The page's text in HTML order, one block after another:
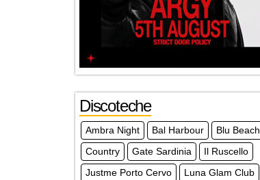
Discoteche
Ambra Night Bal Harbour
Blu Beach
Country
Gate Sardinia
Il Ruscello
Justme Porto Cervo
Luna Glam Club